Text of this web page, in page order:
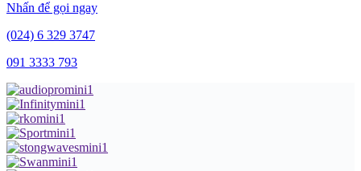
Nhấn để gọi ngay
(024) 6 329 3747
091 3333 793